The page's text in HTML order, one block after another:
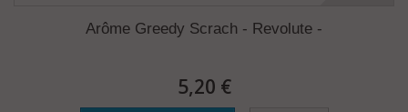
Arôme Greedy Scrach - Revolute -
5,20 €